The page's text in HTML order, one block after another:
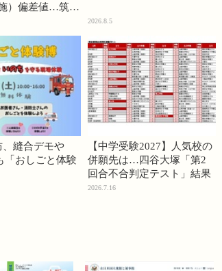
）偏差値…筑駒
PR＞
2026.8.5
縫合デモや
「おしごと体験
【中学受験2027】人気校の
併願先は…四谷大塚「第2
回合不合判定テスト」結果
2026.7.16